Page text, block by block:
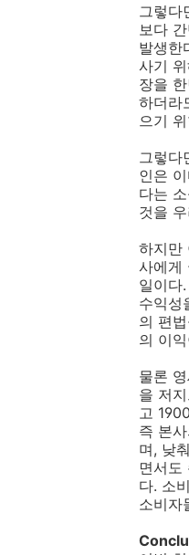
그렇다
보다
발생한
사기
장을
하더라
으기
그렇다
인은
다는
것을
하지만
사에게
일이다
수익성
의 편
의 이
물론
을 저
고
즉 본
며, 낮
면서도
다. 소
소비자